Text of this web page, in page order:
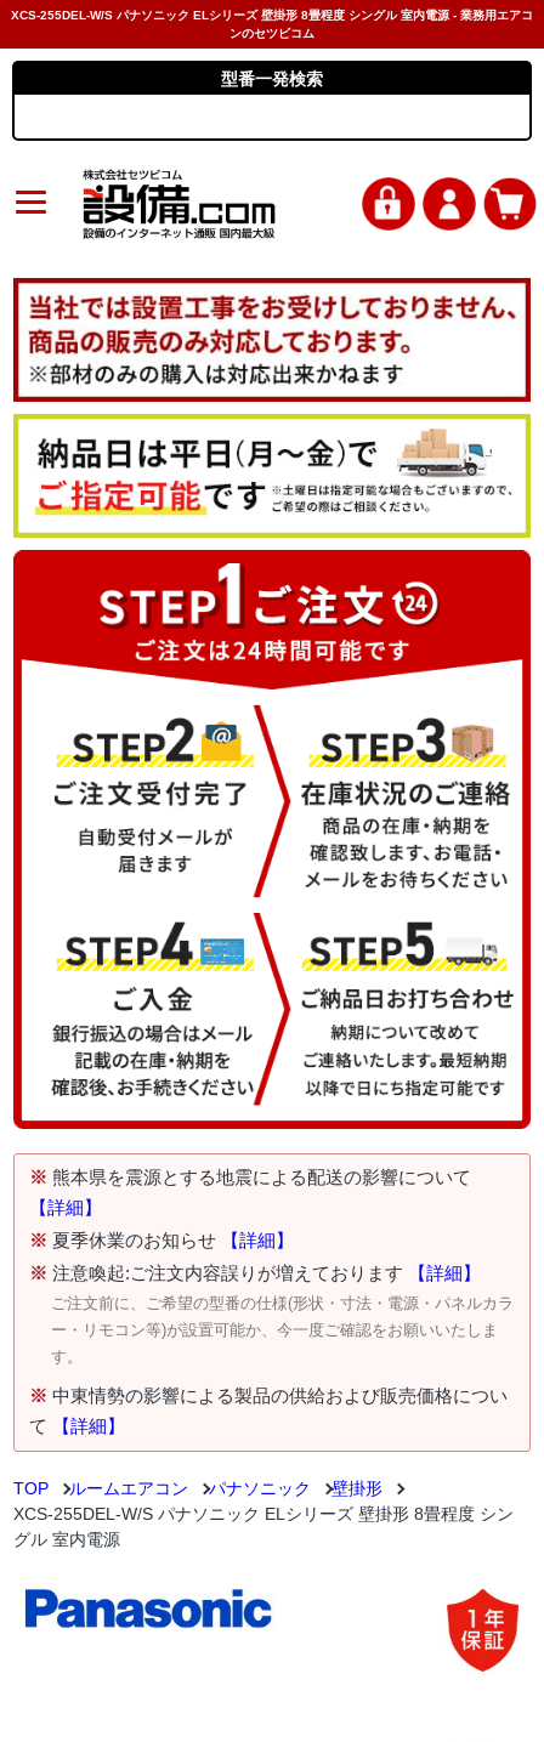
XCS-255DEL-W/S パナソニック ELシリーズ 壁掛形 8畳程度 シングル 室内電源 - 業務用エアコ
ンのセツビコム
型番一発検索
※ 熊本県を震源とする地震による配送の影響について
【詳細】
※ 夏季休業のお知らせ
【詳細】
※ 注意喚起:ご注文内容誤りが増えております 【詳細】
ご注文前に、ご希望の型番の仕様(形状・寸法・電源・パネルカラ
ー・リモコン等)が設置可能か、今一度ご確認をお願いいたしま
す。
※ 中東情勢の影響による製品の供給および販売価格につい
て
【詳細】
TOP ルームエアコン パナソニック
壁掛形
XCS-255DEL-W/S パナソニック ELシリーズ 壁掛形 8畳程度 シン
グル 室内電源